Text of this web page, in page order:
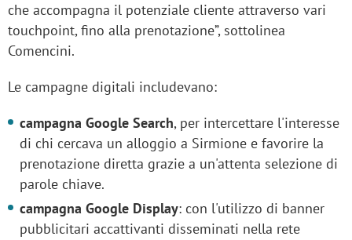
che accompagna il potenziale cliente attraverso vari
touchpoint, fino alla prenotazione”, sottolinea
Comencini.
Le campagne digitali includevano:
campagna Google Search, per intercettare l'interesse
di chi cercava un alloggio a Sirmione e favorire la
prenotazione diretta grazie a un'attenta selezione di
parole chiave.
campagna Google Display: con l'utilizzo di banner
pubblicitari accattivanti disseminati nella rete